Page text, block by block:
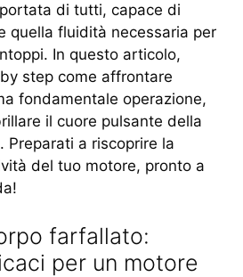
di tutti, capace di
quella fluidità necessaria per
In questo articolo,
step come affrontare
fondamentale operazione,
il cuore pulsante della
Preparati a riscoprire la
del tuo motore, pronto a
farfallato:
per un motore